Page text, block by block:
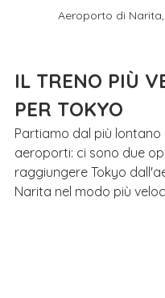
Aeroporto di
IL TRENO PIÙ
PER TOKYO
Partiamo dal più lontano
aeroporti: ci sono due
raggiungere Tokyo
Narita nel modo più